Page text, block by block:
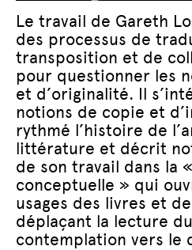
Le travail de Gareth
des processus de
transposition et de
pour questionner les
et d’originalité. Il
notions de copie et
rythmé l’histoire de
littérature et décrit
de son travail dans la
conceptuelle » qui
usages des livres et
déplaçant la lecture
contemplation vers le